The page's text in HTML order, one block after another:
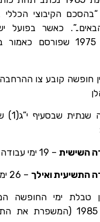
הקיבוצי
הבאים..”. כאשר בפועל
ההרחבה משנת 1975
השישית – 19 ימי עבודה.
התשיעית ואילך – 26 ימי עבודה”.
טבלת ימי החופשה
ההרחבה משנת 1985